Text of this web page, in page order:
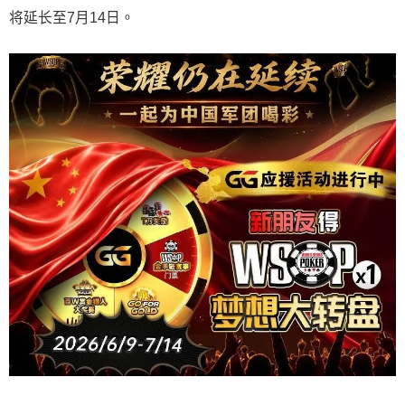
将延长至7月14日。